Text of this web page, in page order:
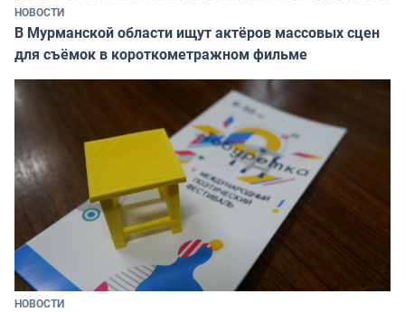
НОВОСТИ
В Мурманской области ищут актёров массовых сцен
для съёмок в короткометражном фильме
НОВОСТИ